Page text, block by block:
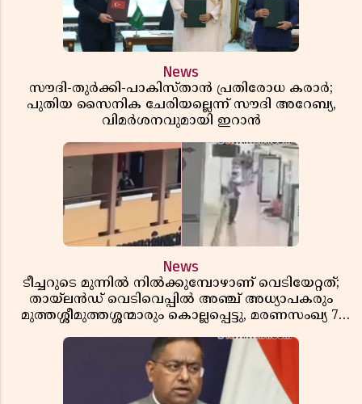
News
സൗദി-തുർക്കി-പാകിസ്താൻ പ്രതിരോധ കരാർ;
പുതിയ സൈനിക ചേരിയല്ലെന്ന് സൗദി അറേബ്യ,
വിമർശനവുമായി ഇറാൻ
News
ടീച്ചറുടെ മുന്നിൽ നിൽക്കുമ്പോഴാണ് വെടിയേറ്റത്;
തായ്‌ലൻഡ് വെടിവെപ്പിൽ അഞ്ച് അധ്യാപകരും
മുത്തശ്ശീമുത്തശ്ശന്മാരും കൊല്ലപ്പെട്ടു, മരണസംഖ്യ 7;